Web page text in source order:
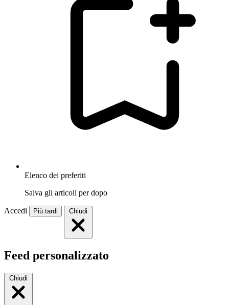
Elenco dei preferiti
Salva gli articoli per dopo
Accedi Più tardi Chiudi
Feed personalizzato
Chiudi